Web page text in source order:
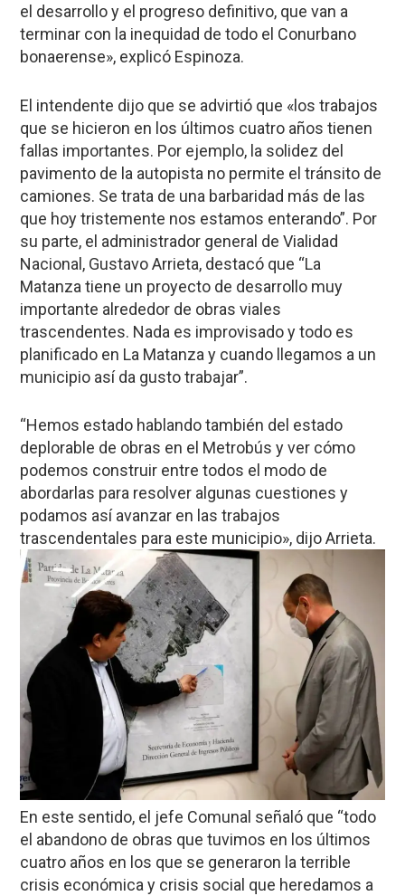
el desarrollo y el progreso definitivo, que van a
terminar con la inequidad de todo el Conurbano
bonaerense», explicó Espinoza.
El intendente dijo que se advirtió que «los trabajos
que se hicieron en los últimos cuatro años tienen
fallas importantes. Por ejemplo, la solidez del
pavimento de la autopista no permite el tránsito de
camiones. Se trata de una barbaridad más de las
que hoy tristemente nos estamos enterando”. Por
su parte, el administrador general de Vialidad
Nacional, Gustavo Arrieta, destacó que “La
Matanza tiene un proyecto de desarrollo muy
importante alrededor de obras viales
trascendentes. Nada es improvisado y todo es
planificado en La Matanza y cuando llegamos a un
municipio así da gusto trabajar”.
“Hemos estado hablando también del estado
deplorable de obras en el Metrobús y ver cómo
podemos construir entre todos el modo de
abordarlas para resolver algunas cuestiones y
podamos así avanzar en las trabajos
trascendentales para este municipio», dijo Arrieta.
En este sentido, el jefe Comunal señaló que “todo
el abandono de obras que tuvimos en los últimos
cuatro años en los que se generaron la terrible
crisis económica y crisis social que heredamos a